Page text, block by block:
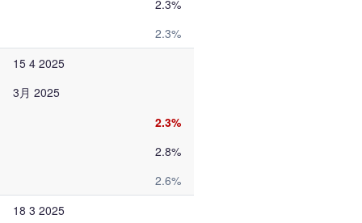
2.3%
2.3%
15 4 2025
3月 2025
2.3%
2.8%
2.6%
18 3 2025